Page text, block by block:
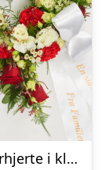
Blomsterhjerte i klassisk stil med bånd